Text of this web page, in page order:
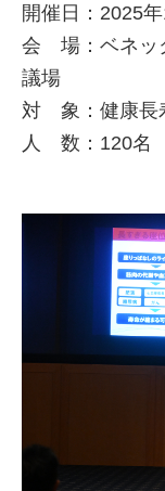
開催日：2025
会 場：ベネッ
議場
対 象：健康長
人 数：120名